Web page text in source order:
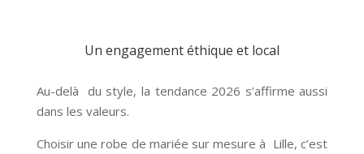
Un engagement éthique et local
Au-delà du style, la tendance 2026 s’affirme aussi
dans les valeurs.
Choisir une robe de mariée sur mesure à Lille, c’est